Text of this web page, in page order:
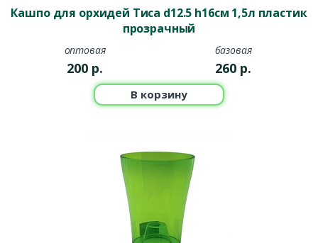
Кашпо для орхидей Тиса d12.5 h16см 1,5л пластик
прозрачный
оптовая
200 р.
базовая
260 р.
В корзину